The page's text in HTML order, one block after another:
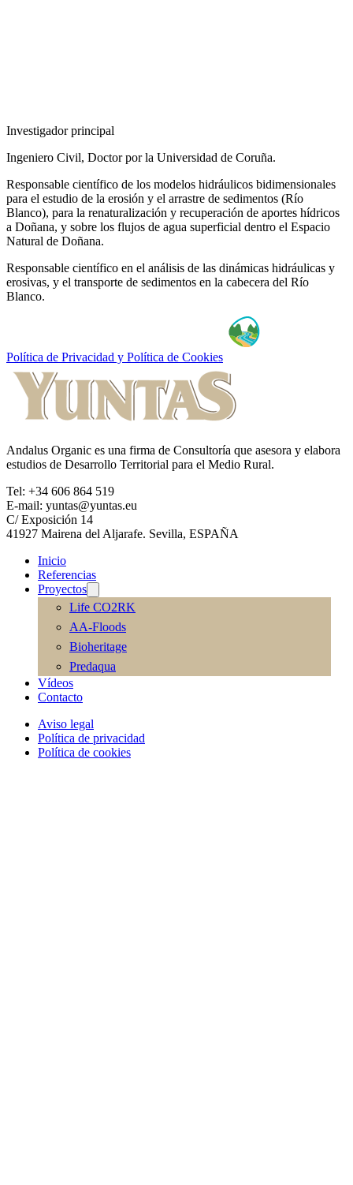
Investigador principal
Ingeniero Civil, Doctor por la Universidad de Coruña.
Responsable científico de los modelos hidráulicos bidimensionales
para el estudio de la erosión y el arrastre de sedimentos (Río
Blanco), para la renaturalización y recuperación de aportes hídricos
a Doñana, y sobre los flujos de agua superficial dentro el Espacio
Natural de Doñana.
Responsable científico en el análisis de las dinámicas hidráulicas y
erosivas, y el transporte de sedimentos en la cabecera del Río
Blanco.
Política de Privacidad y Política de Cookies
Andalus Organic es una firma de Consultoría que asesora y elabora
estudios de Desarrollo Territorial para el Medio Rural.
Tel: +34 606 864 519
E-mail: yuntas@yuntas.eu
C/ Exposición 14
41927 Mairena del Aljarafe. Sevilla, ESPAÑA
Inicio
Referencias
Proyectos
Life CO2RK
AA-Floods
Bioheritage
Predaqua
Vídeos
Contacto
Aviso legal
Política de privacidad
Política de cookies